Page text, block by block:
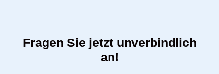
Fragen Sie jetzt unverbindlich
an!